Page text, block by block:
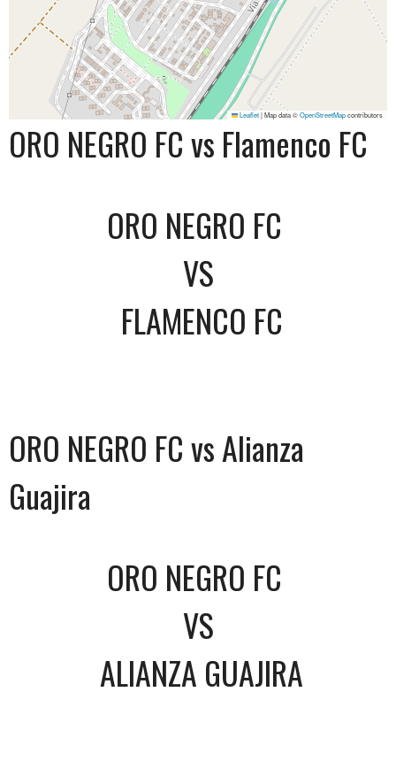
Leaflet|Map data ©OpenStreetMapcontributors
ORO NEGRO FC vs Flamenco FC
ORO NEGRO FC
VS
FLAMENCO FC
ORO NEGRO FC vs Alianza
Guajira
ORO NEGRO FC
VS
ALIANZA GUAJIRA